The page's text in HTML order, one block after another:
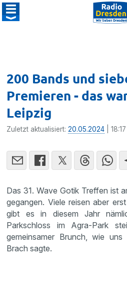
200 Bands und
Premieren - das
Leipzig
Zuletzt aktualisiert:20.05.2024 |
Das 31. Wave Gotik Treffen ist
gegangen. Viele reisen aber
gibt es in diesem Jahr
Parkschloss im Agra-Park
gemeinsamer Brunch, wie uns
Brach sagte.